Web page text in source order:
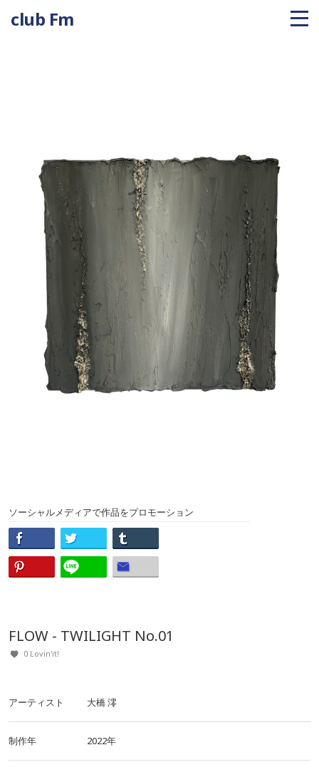
club Fm
ソーシャルメディアで作品をプロモーション
FLOW - TWILIGHT No.01
0 Lovin'it!
アーティスト 大橋 澪
制作年 2022年